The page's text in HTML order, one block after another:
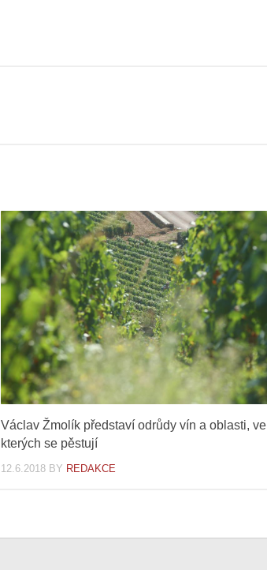
Václav Žmolík představí odrůdy vín a oblasti, ve
kterých se pěstují
12.6.2018 BY REDAKCE